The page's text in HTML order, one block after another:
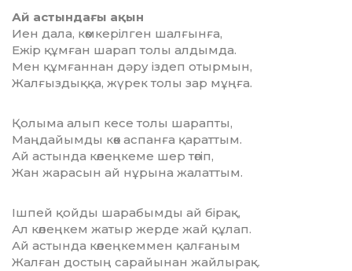
Ай астындағы ақын
Иен дала, көмкерілген шалғынға,
Ежір құмған шарап толы алдымда.
Мен құмғаннан дәру іздеп отырмын,
Жалғыздыққа, жүрек толы зар мұңға.
Қолыма алып кесе толы шарапты,
Маңдайымды көк аспанға қараттым.
Ай астында көлеңкеме шер төгіп,
Жан жарасын ай нұрына жалаттым.
Ішпей қойды шарабымды ай бірақ,
Ал көлеңкем жатыр жерде жай құлап.
Ай астында көлеңкеммен қалғаным
Жалған достың сарайынан жайлырақ.